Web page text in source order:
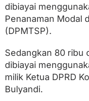
a
m
e
r
a
n
dibiayai
Penanaman Modal
(DPMTSP).
Sedangkan 80 ribu
dibiayai
milik Ketua DPRD
Bulyandi.